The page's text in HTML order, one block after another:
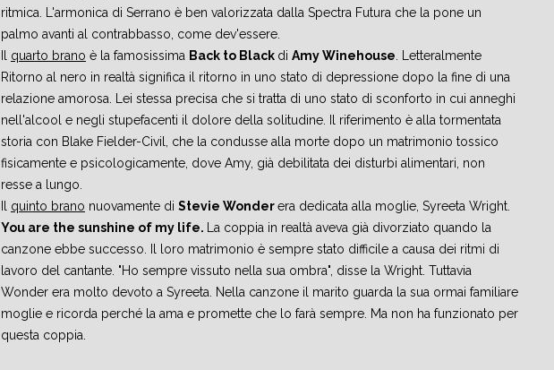
ritmica. L'armonica di Serrano è ben valorizzata dalla Spectra Futura che la pone un
palmo avanti al contrabbasso, come dev'essere.
quarto brano è la famosissima Back to Black di Amy Winehouse . Letteralmente
Ritorno al nero in realtà significa il ritorno in uno stato di depressione dopo la fine di una
relazione amorosa. Lei stessa precisa che si tratta di uno stato di sconforto in cui anneghi
nell'alcool e negli stupefacenti il dolore della solitudine. Il riferimento è alla tormentata
storia con Blake Fielder-Civil, che la condusse alla morte dopo un matrimonio tossico
fisicamente e psicologicamente, dove Amy, già debilitata dei disturbi alimentari, non
resse a lungo.
quinto brano nuovamente di Stevie Wonderera dedicata alla moglie, Syreeta Wright.
You are the sunshine of my life.
La coppia in realtà aveva già divorziato quando la
canzone ebbe successo. Il loro matrimonio è sempre stato difficile a causa dei ritmi di
lavoro del cantante. "Ho sempre vissuto nella sua ombra", disse la Wright. Tuttavia
Wonder era molto devoto a Syreeta. Nella canzone il marito guarda la sua ormai familiare
moglie e ricorda perché la ama e promette che lo farà sempre. Ma non ha funzionato per
questa coppia.